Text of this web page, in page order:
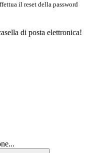
il reset della password
di posta elettronica!